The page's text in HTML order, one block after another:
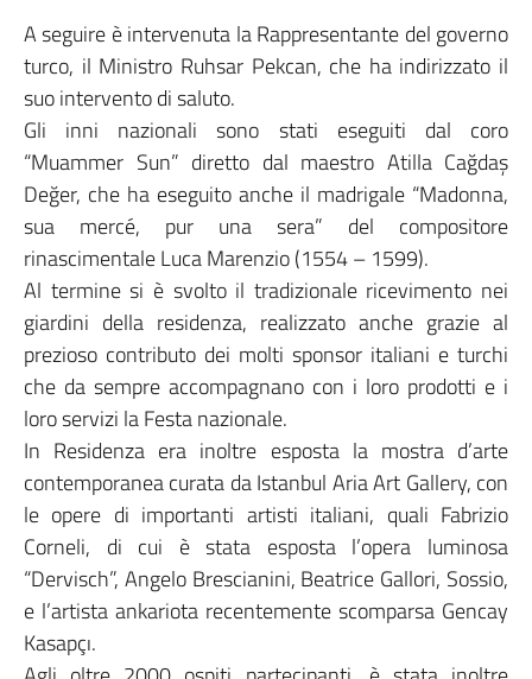
A seguire è intervenuta la Rappresentante del governo
turco, il Ministro Ruhsar Pekcan, che ha indirizzato il
suo intervento di saluto.
Gli inni nazionali sono stati eseguiti dal coro
“Muammer Sun” diretto dal maestro Atilla Cağdaş
Değer, che ha eseguito anche il madrigale “Madonna,
sua mercé, pur una sera” del compositore
rinascimentale Luca Marenzio (1554 – 1599).
Al termine si è svolto il tradizionale ricevimento nei
giardini della residenza, realizzato anche grazie al
prezioso contributo dei molti sponsor italiani e turchi
che da sempre accompagnano con i loro prodotti e i
loro servizi la Festa nazionale.
In Residenza era inoltre esposta la mostra d’arte
contemporanea curata da Istanbul Aria Art Gallery, con
le opere di importanti artisti italiani, quali Fabrizio
Corneli, di cui è stata esposta l’opera luminosa
“Dervisch”, Angelo Brescianini, Beatrice Gallori, Sossio,
e l’artista ankariota recentemente scomparsa Gencay
Kasapçı.